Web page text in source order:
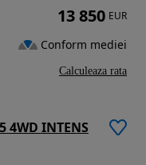
4WD INTENS
13 850 EUR
Conform mediei
Calculeaza rata